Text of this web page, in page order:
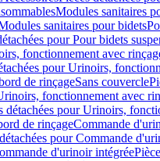
Modules sanitaires
sanitaires pour bidets
pour Pour bidets
fonctionnement avec
pour Urinoirs,
de rinçageSans couvercle
fonctionnement avec
détachées pour Urinoirs,
de rinçageCommande
pour Commande
d'urinoir intégrée